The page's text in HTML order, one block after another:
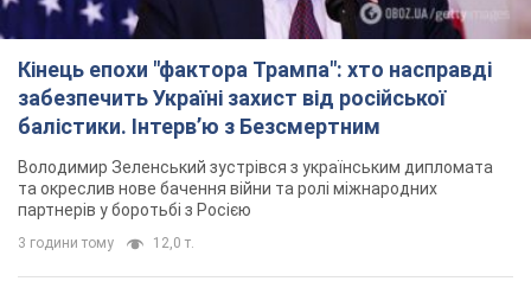
Кінець епохи "фактора Трампа": хто насправді
забезпечить Україні захист від російської
балістики. Інтерв’ю з Безсмертним
Володимир Зеленський зустрівся з українським дипломата
та окреслив нове бачення війни та ролі міжнародних
партнерів у боротьбі з Росією
3 години тому 12,0 т.